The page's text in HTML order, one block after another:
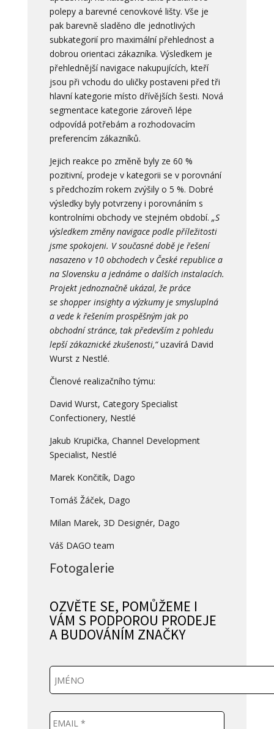
polepy a barevné cenovkové lišty. Vše je
pak barevně sladěno dle jednotlivých
subkategorií pro maximální přehlednost a
dobrou orientaci zákazníka. Výsledkem je
přehlednější navigace nakupujících, kteří
jsou při vchodu do uličky postaveni před tři
hlavní kategorie místo dřívějších šesti. Nová
segmentace kategorie zároveň lépe
odpovídá potřebám a rozhodovacím
preferencím zákazníků.
Jejich reakce po změně byly ze 60 %
pozitivní, prodeje v kategorii se v porovnání
s předchozím rokem zvýšily o 5 %. Dobré
výsledky byly potvrzeny i porovnáním s
kontrolními obchody ve stejném období. „S
výsledkem změny navigace podle příležitosti
jsme spokojeni. V současné době je řešení
nasazeno v 10 obchodech v České republice a
na Slovensku a jednáme o dalších instalacích.
Projekt jednoznačně ukázal, že práce
se shopper insighty a výzkumy je smysluplná
a vede k řešením prospěšným jak po
obchodní stránce, tak především z pohledu
lepší zákaznické zkušenosti,“uzavírá David
Wurst z Nestlé.
Členové realizačního týmu:
David Wurst, Category Specialist
Confectionery, Nestlé
Jakub Krupička, Channel Development
Specialist, Nestlé
Marek Končitík, Dago
Tomáš Žáček, Dago
Milan Marek, 3D Designér, Dago
Váš DAGO team
Fotogalerie
OZVĚTE SE, POMŮŽEME I
VÁM S PODPOROU PRODEJE
A BUDOVÁNÍM ZNAČKY
J
m
é
o
E
m